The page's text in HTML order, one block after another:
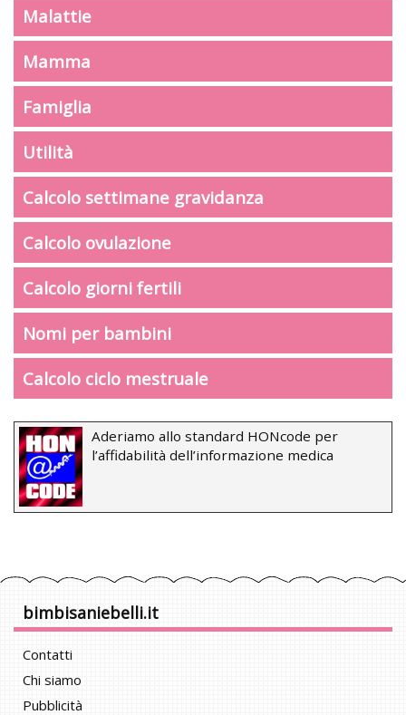
Malattie
Mamma
Famiglia
Utilità
Calcolo settimane gravidanza
Calcolo ovulazione
Calcolo giorni fertili
Nomi per bambini
Calcolo ciclo mestruale
Aderiamo allo standard HONcode per
l’affidabilità dell’informazione medica
bimbisaniebelli.it
Contatti
Chi siamo
Pubblicità